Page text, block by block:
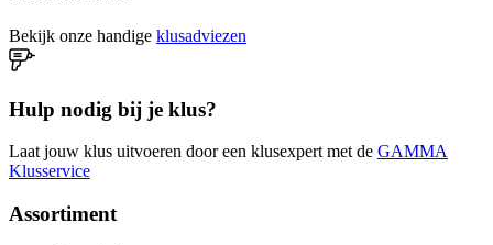
Bekijk onze handige klusadviezen
Hulp nodig bij je klus?
Laat jouw klus uitvoeren door een klusexpert met de GAMMA
Klusservice
Assortiment